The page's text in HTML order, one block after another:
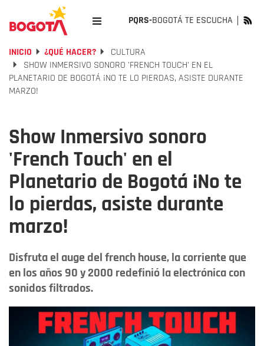
PQRS-BOGOTÁ TE ESCUCHA
INICIO ¿QUÉ HACER?
CULTURA
SHOW INMERSIVO SONORO 'FRENCH TOUCH' EN EL
PLANETARIO DE BOGOTÁ ¡NO TE LO PIERDAS, ASISTE DURANTE
MARZO!
Show Inmersivo sonoro
'French Touch' en el
Planetario de Bogotá ¡No te
lo pierdas, asiste durante
marzo!
Disfruta el auge del french house, la corriente que
en los años 90 y 2000 redefinió la electrónica con
sonidos filtrados.